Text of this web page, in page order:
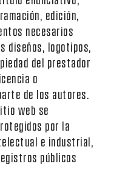
edición,
necesarios
diseños, logotipos,
del prestador
o
de los autores.
web se
por la
e industrial,
públicos